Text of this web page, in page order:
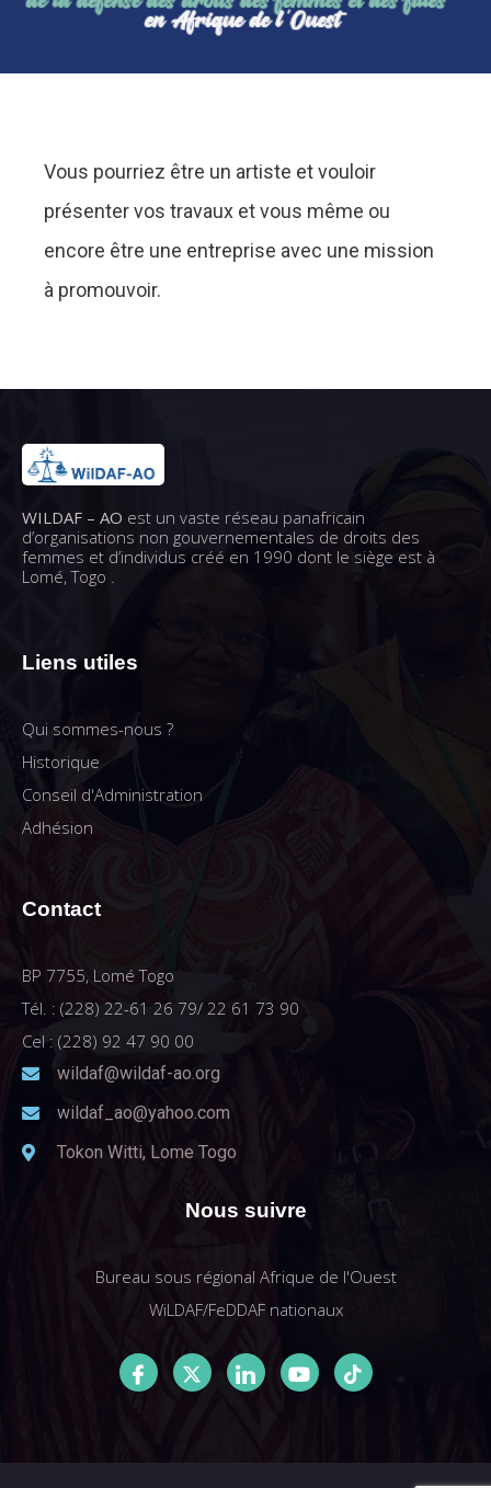
Vous pourriez être un artiste et vouloir
présenter vos travaux et vous même ou
encore être une entreprise avec une mission
à promouvoir.
WILDAF – AO est un vaste réseau panafricain
d’organisations non gouvernementales de droits des
femmes et d’individus créé en 1990 dont le siège est à
Lomé, Togo .
Liens utiles
Qui sommes-nous ?
Historique
Conseil d'Administration
Adhésion
Contact
BP 7755, Lomé Togo
Tél. : (228) 22-61 26 79/ 22 61 73 90
Cel : (228) 92 47 90 00
wildaf@wildaf-ao.org
wildaf_ao@yahoo.com
Tokon Witti, Lome Togo
Nous suivre
Bureau sous régional Afrique de l'Ouest
WiLDAF/FeDDAF nationaux